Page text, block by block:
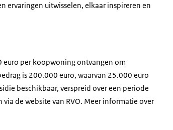
ervaringen uitwisselen, elkaar inspireren en
euro per koopwoning ontvangen om
is 200.000 euro, waarvan 25.000 euro
beschikbaar, verspreid over een periode
de website van RVO. Meer informatie over